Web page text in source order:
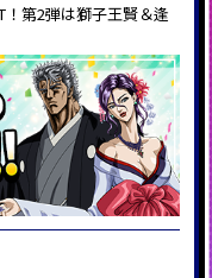
第2弾は獅子王賢＆逢